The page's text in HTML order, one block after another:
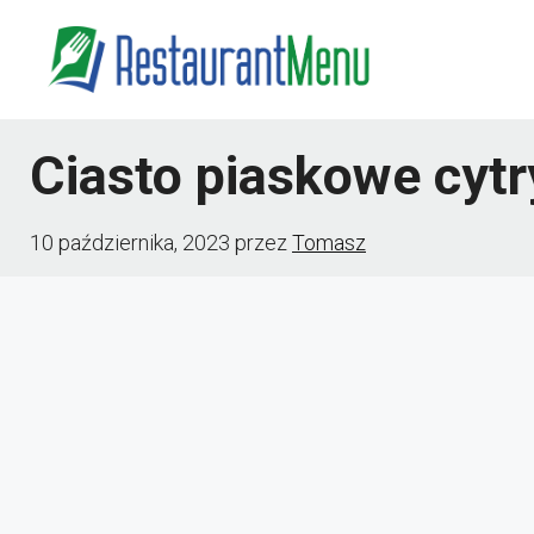
Ciasto piaskowe
10 października, 2023 przez Tomasz